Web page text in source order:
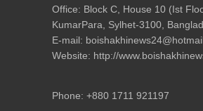
Office: Block C, House 10 (Ist
KumarPara, Sylhet-3100,
E-mail:
Website: http://
Phone: +880 1711 921197